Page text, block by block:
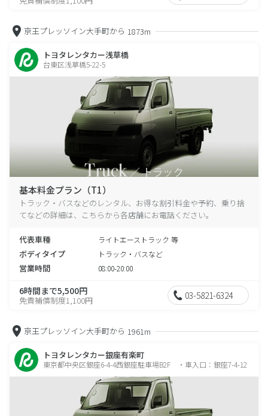
京王プレッソイン大手町から 1873m
トヨタレンタカー浅草橋
台東区浅草橋5-22-5
基本料金プラン（T1）
トラック・バスなどのレンタル、お得な割引料金や予約、乗り捨
てなどの詳細は、こちらから各店舗にお電話ください。
代表車種 ライトエーストラック 等
ボディタイプ トラック・バスなど
営業時間 08:00-20:00
6時間まで5,500円
免責補償制度1,100円 03-5821-6324
京王プレッソイン大手町から 1961m
トヨタレンタカー銀座有楽町
東京都中央区銀座6-4-4西銀座駐車場B2F ・車入口：銀座7-4-12